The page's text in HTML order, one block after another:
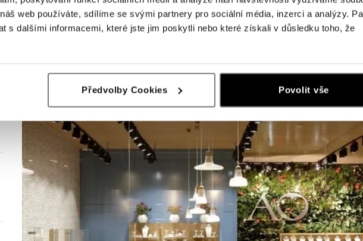
web používáte, sdílíme se svými partnery pro sociální média, inzerci a analýzy.
s dalšími informacemi, které jste jim poskytli nebo které získali v důsledku toho, že
Předvolby Cookies Povolit vše